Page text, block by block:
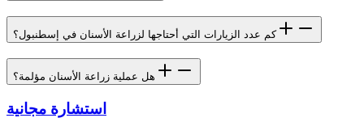
كم عدد الزيارات التي أحتاجها لزراعة الأسنان في إسطنبول؟
هل عملية زراعة الأسنان مؤلمة؟
استشارة مجانية